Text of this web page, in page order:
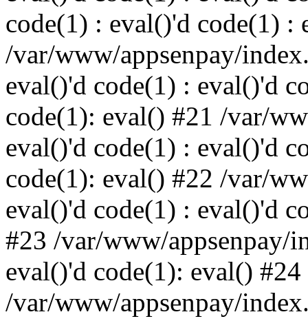
code(1) : eval()'d code(1) :
/var/www/appsenpay/
eval()'d code(1) : eval()'d
code(1): eval() #21 /var/
eval()'d code(1) : eval()'d
code(1): eval() #22 /var/
eval()'d code(1) : eval()'d
#23 /var/www/appsenpay/
eval()'d code(1): eval() #24
/var/www/appsenpay/